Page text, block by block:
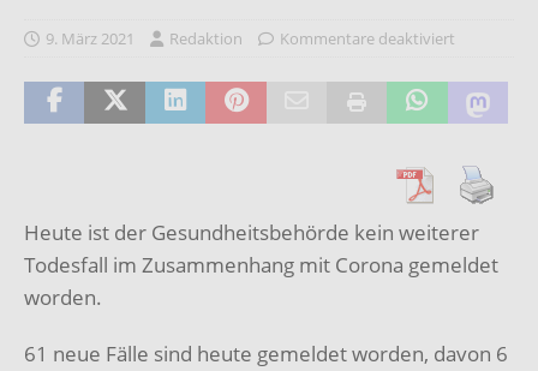
9. März 2021 Redaktion Kommentare deaktiviert
Heute ist der Gesundheitsbehörde kein weiterer
Todesfall im Zusammenhang mit Corona gemeldet
worden.
61 neue Fälle sind heute gemeldet worden, davon 6